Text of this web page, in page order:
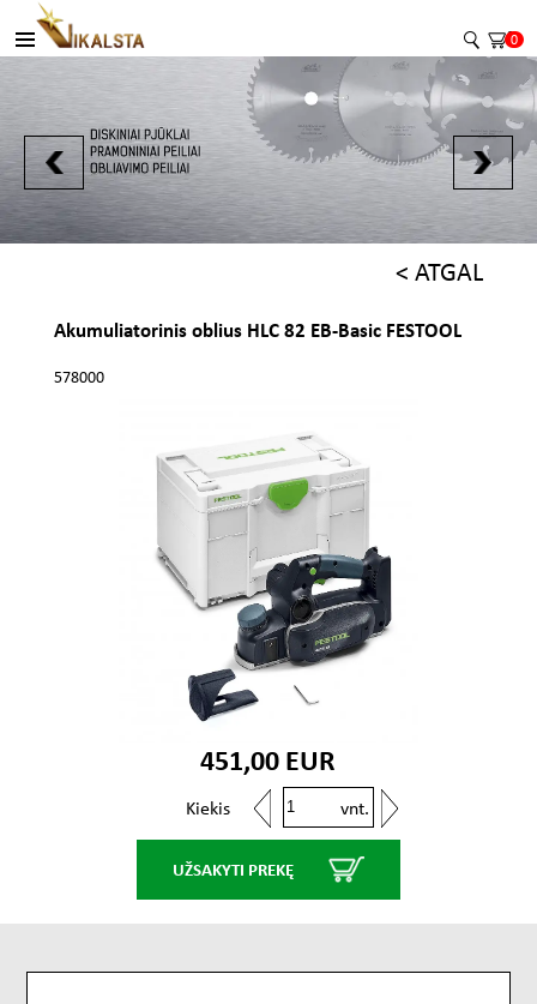
0
< ATGAL
Akumuliatorinis oblius HLC 82 EB-Basic FESTOOL
578000
451,00 EUR
Kiekis vnt.
UŽSAKYTI PREKĘ